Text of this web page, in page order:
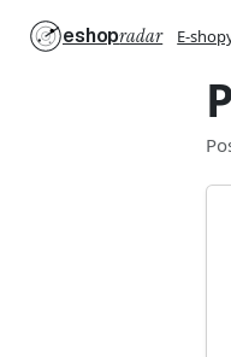
eshopradar E-